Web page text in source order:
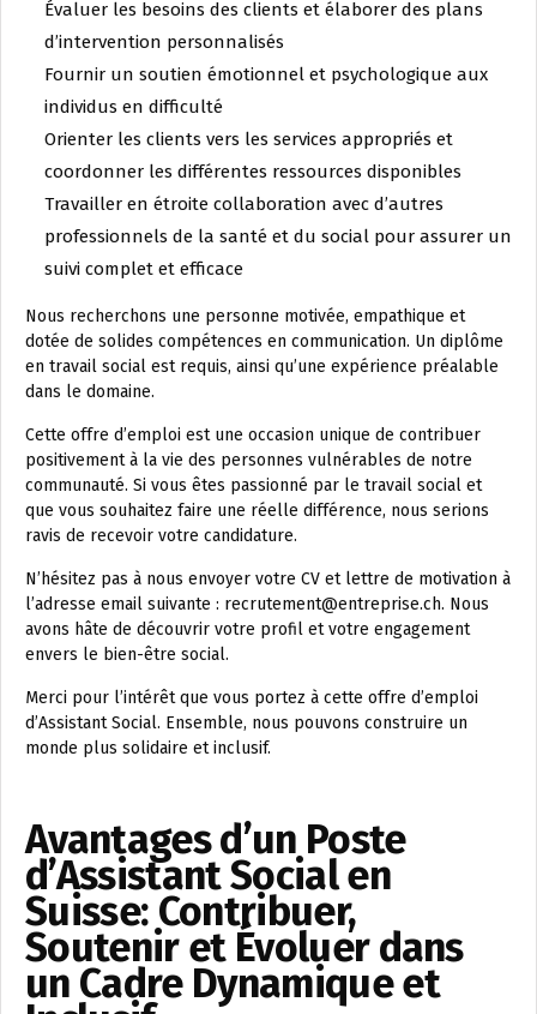
Évaluer les besoins des clients et élaborer des plans
d’intervention personnalisés
Fournir un soutien émotionnel et psychologique aux
individus en difficulté
Orienter les clients vers les services appropriés et
coordonner les différentes ressources disponibles
Travailler en étroite collaboration avec d’autres
professionnels de la santé et du social pour assurer un
suivi complet et efficace
Nous recherchons une personne motivée, empathique et
dotée de solides compétences en communication. Un diplôme
en travail social est requis, ainsi qu’une expérience préalable
dans le domaine.
Cette offre d’emploi est une occasion unique de contribuer
positivement à la vie des personnes vulnérables de notre
communauté. Si vous êtes passionné par le travail social et
que vous souhaitez faire une réelle différence, nous serions
ravis de recevoir votre candidature.
N’hésitez pas à nous envoyer votre CV et lettre de motivation à
l’adresse email suivante : recrutement@entreprise.ch. Nous
avons hâte de découvrir votre profil et votre engagement
envers le bien-être social.
Merci pour l’intérêt que vous portez à cette offre d’emploi
d’Assistant Social. Ensemble, nous pouvons construire un
monde plus solidaire et inclusif.
Avantages d’un Poste
d’Assistant Social en
Suisse: Contribuer,
Soutenir et Évoluer dans
un Cadre Dynamique et